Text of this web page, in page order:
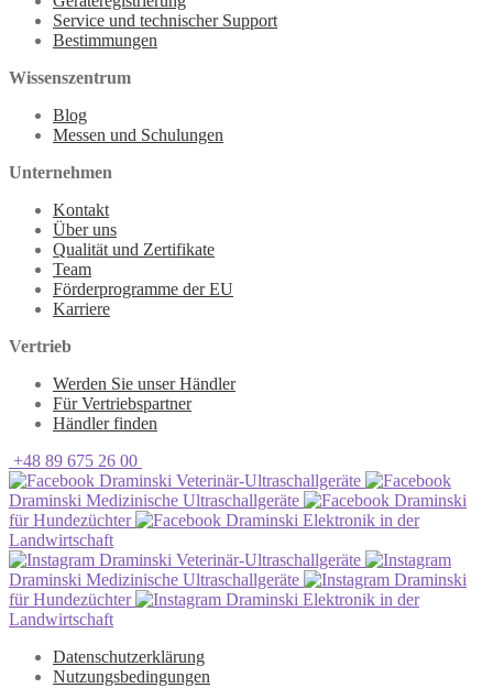
Service und technischer Support
Bestimmungen
Wissenszentrum
Blog
Messen und Schulungen
Unternehmen
Kontakt
Über uns
Qualität und Zertifikate
Team
Förderprogramme der EU
Karriere
Vertrieb
Werden Sie unser Händler
Für Vertriebspartner
Händler finden
+48 89 675 26 00
Draminski Veterinär-Ultraschallgeräte
Draminski Medizinische Ultraschallgeräte
Draminski
für Hundezüchter
Draminski Elektronik in der
Landwirtschaft
Draminski Veterinär-Ultraschallgeräte
Draminski Medizinische Ultraschallgeräte
Draminski
für Hundezüchter
Draminski Elektronik in der
Landwirtschaft
Datenschutzerklärung
Nutzungsbedingungen